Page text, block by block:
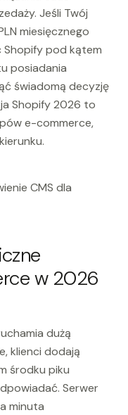
Jeśli Twój
miesięcznego
pod kątem
posiadania
świadomą decyzję
Shopify 2026 to
e-commerce,
w 2026
dużą
klienci dodają
środku piku
Serwer
minuta